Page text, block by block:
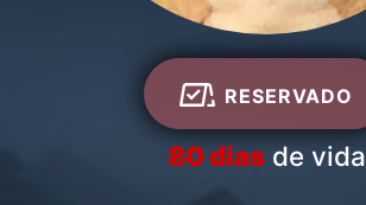
RESERVADO
80 diasde vida